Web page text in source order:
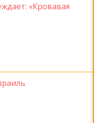
«Кровавая